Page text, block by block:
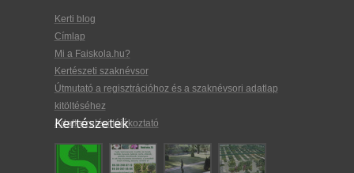
Kerti blog
Címlap
Mi a Faiskola.hu?
Kertészeti szaknévsor
Útmutató a regisztrációhoz és a szaknévsori adatlap
kitöltéséhez
Adatkezelési tájékoztató
Kertészetek